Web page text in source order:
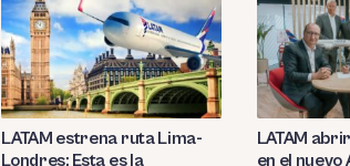
LATAM estrena ruta Lima-
Londres: Esta es la
LATAM
en el